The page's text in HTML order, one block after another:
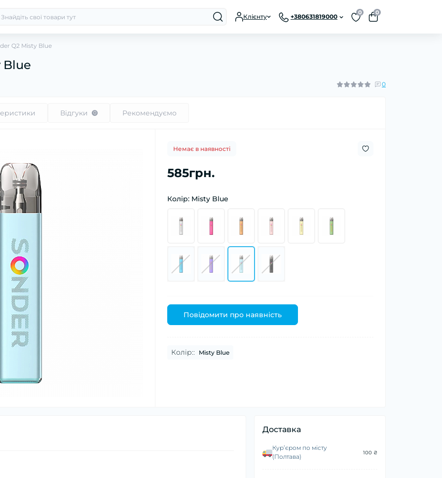
Клієнту +380631819000
0 0
Q2 Misty Blue
Blue
0
Відгуки 0 Рекомендуємо
Немає в наявності
585грн.
Колір: Misty Blue
Повідомити про наявність
Колір:: Misty Blue
Доставка
Курʼєром по місту
(Полтава)
100 ₴